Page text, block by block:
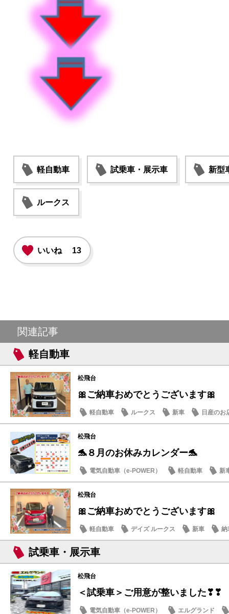
軽自動車 試乗車・展示車 新型
ルークス
いいね 13
関連記事
軽自動車
松飛台
🎀ご納車おめでとうございます🎀
軽自動車 ルークス 新車 日産のお
松飛台
🐬８月のお休みカレンダー🐬
電気自動車（e-POWER） 軽自動車
新
日産のお店
松飛台
🎀ご納車おめでとうございます🎀
軽自動車 デイズ ルークス 新車 納
試乗車・展示車
松飛台
＜試乗車＞ご用意が整いました❣❣
電気自動車（e-POWER） エルグランド